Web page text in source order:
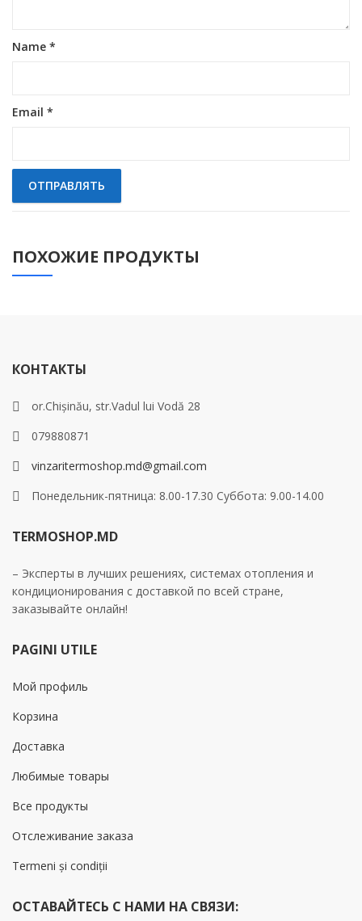
Name *
Email *
ПОХОЖИЕ ПРОДУКТЫ
КОНТАКТЫ
or.Chișinău, str.Vadul lui Vodă 28
079880871
vinzaritermoshop.md@gmail.com
Понедельник-пятница: 8.00-17.30 Суббота: 9.00-14.00
TERMOSHOP.MD
– Эксперты в лучших решениях, системах отопления и
кондиционирования с доставкой по всей стране,
заказывайте онлайн!
PAGINI UTILE
Мой профиль
Корзина
Доставка
Любимые товары
Все продукты
Отслеживание заказа
Termeni și condiții
ОСТАВАЙТЕСЬ С НАМИ НА СВЯЗИ: